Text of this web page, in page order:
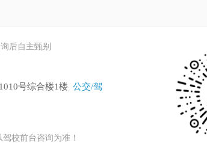
后自主甄别
号综合楼1楼 公交/驾
驾校前台咨询为准！